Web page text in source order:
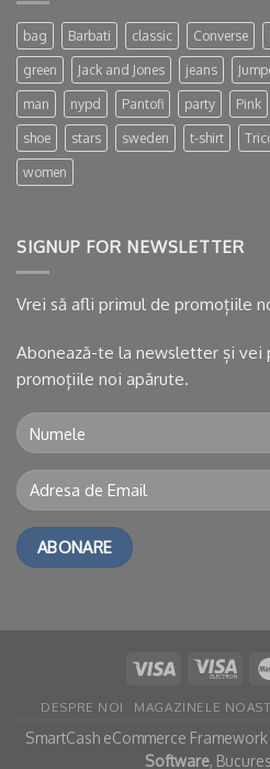
bag Barbati classic Converse
green Jack and Jones jeans
man nypd Pantofi party Pink
shoe stars sweden t-shirt
women
SIGNUP FOR NEWSLETTER
Vrei să afli primul de promoțiile
Abonează-te la newsletter și
promoțiile noi apărute.
DESPRE NOI MAGAZINELE
SmartCash eCommerce
Software,